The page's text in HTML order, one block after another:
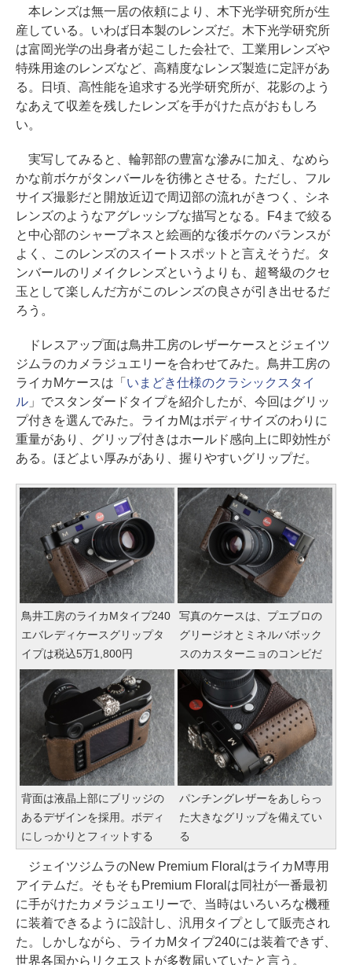
本レンズは無一居の依頼により、木下光学研究所が生
産している。いわば日本製のレンズだ。木下光学研究所
は富岡光学の出身者が起こした会社で、工業用レンズや
特殊用途のレンズなど、高精度なレンズ製造に定評があ
る。日頃、高性能を追求する光学研究所が、花影のよう
なあえて収差を残したレンズを手がけた点がおもしろ
い。
実写してみると、輪郭部の豊富な滲みに加え、なめら
かな前ボケがタンバールを彷彿とさせる。ただし、フル
サイズ撮影だと開放近辺で周辺部の流れがきつく、シネ
レンズのようなアグレッシブな描写となる。F4まで絞る
と中心部のシャープネスと絵画的な後ボケのバランスが
よく、このレンズのスイートスポットと言えそうだ。タ
ンバールのリメイクレンズというよりも、超弩級のクセ
玉として楽しんだ方がこのレンズの良さが引き出せるだ
ろう。
ドレスアップ面は鳥井工房のレザーケースとジェイツ
ジムラのカメラジュエリーを合わせてみた。鳥井工房の
ライカMケースは「 いまどき仕様のクラシックスタイ
ル 」でスタンダードタイプを紹介したが、今回はグリッ
プ付きを選んでみた。ライカMはボディサイズのわりに
重量があり、グリップ付きはホールド感向上に即効性が
ある。ほどよい厚みがあり、握りやすいグリップだ。
鳥井工房のライカMタイプ240
エバレディケースグリップタ
イプは税込5万1,800円
写真のケースは、プエブロの
グリージオとミネルバボック
スのカスターニョのコンビだ
背面は液晶上部にブリッジの
あるデザインを採用。ボディ
にしっかりとフィットする
パンチングレザーをあしらっ
た大きなグリップを備えてい
る
ジェイツジムラのNew Premium FloralはライカM専用
アイテムだ。そもそもPremium Floralは同社が一番最初
に手がけたカメラジュエリーで、当時はいろいろな機種
に装着できるように設計し、汎用タイプとして販売され
た。しかしながら、ライカMタイプ240には装着できず、
世界各国からリクエストが多数届いていたと言う。